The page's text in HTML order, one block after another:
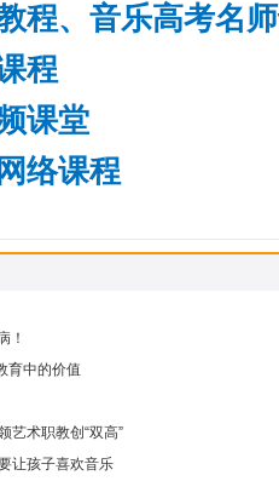
程、音乐高考名
程
课堂
络课程
！
育中的价值
艺术职教创“双高”
让孩子喜欢音乐